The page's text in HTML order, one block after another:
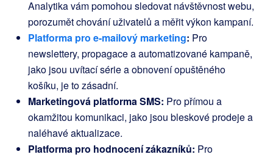
Analytika vám pomohou sledovat návštěvnost webu,
porozumět chování uživatelů a měřit výkon kampaní.
Platforma pro e-mailový marketing: Pro
newslettery, propagace a automatizované kampaně,
jako jsou uvítací série a obnovení opuštěného
košíku, je to zásadní.
Marketingová platforma SMS: Pro přímou a
okamžitou komunikaci, jako jsou bleskové prodeje a
naléhavé aktualizace.
Platforma pro hodnocení zákazníků: Pro